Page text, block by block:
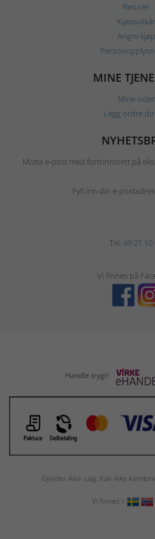
Returer
Kjøpsvilkår
Angre kjøp
MINE
Mine sider
Legg ordre
Motta e-post med fortrinnsrett på
Fyll inn din e-
Tel: 69 21 10
Vi finnes på
Handle trygt!
Gjelder ikke salg. Kan ikke
Vi finnes i: